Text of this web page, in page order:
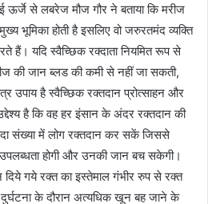
ऊर्जे से लबरेज मौज गौर ने बताया कि मरीज
भूमिका होती है इसलिए वो जरुरतमंद व्यक्ति
हैं। यदि स्वैच्छिक रक्दाता नियमित रूप से
की जान ब्लड की कमी से नहीं जा सकती,
उपाय है स्वैच्छिक रक्तदान प्रोत्साहन और
है कि वह हर इंसान के अंदर रक्तदान की
संख्या में लोग रक्तदान कर सकें जिससे
होगी और उनकी जान बच सकेगी।
दिये गये रक्त का इस्तेमाल गंभीर रुप से रक्त
के दौरान अत्यधिक खून बह जाने के